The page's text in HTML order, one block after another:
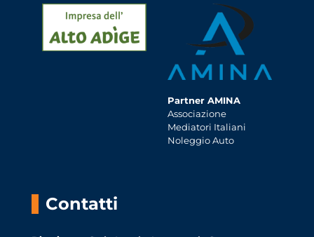
Partner AMINA
Associazione
Mediatori Italiani
Noleggio Auto
Contatti